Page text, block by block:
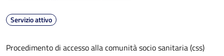
Servizio attivo
Procedimento di accesso alla comunità socio sanitaria (css)